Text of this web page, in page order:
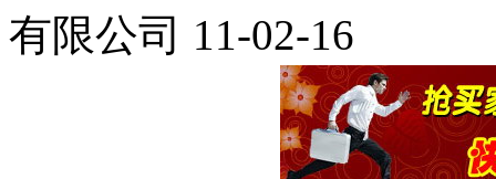
有限公司 11-02-16